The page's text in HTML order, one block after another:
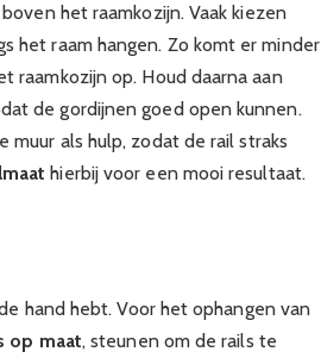
het raamkozijn. Vaak kiezen
het raam hangen. Zo komt er minder
raamkozijn op. Houd daarna aan
de gordijnen goed open kunnen.
als hulp, zodat de rail straks
hierbij voor een mooi resultaat.
hand hebt. Voor het ophangen van
op maat, steunen om de rails te